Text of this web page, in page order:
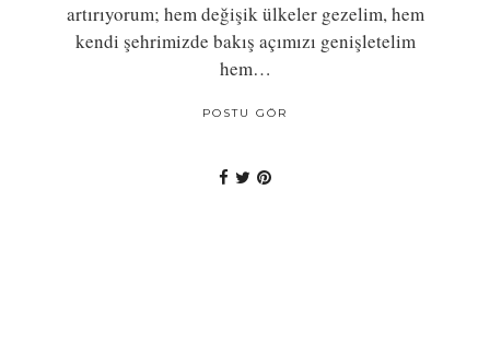
artırıyorum; hem değişik ülkeler gezelim, hem
kendi şehrimizde bakış açımızı genişletelim
hem…
POSTU GÖR